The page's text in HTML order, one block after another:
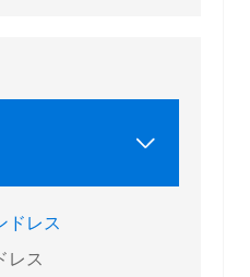

ドレス
レス